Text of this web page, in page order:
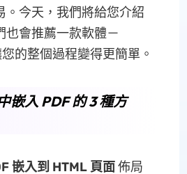
。今天，我們將給您介紹
也會推薦一款軟體－
的整個過程變得更簡單。
嵌入 PDF 的 3 種方
嵌入到 HTML 頁面佈局